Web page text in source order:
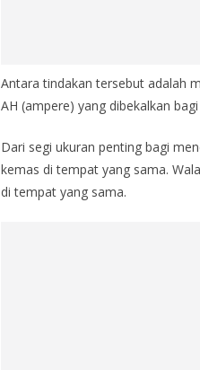
Antara tindakan tersebut adalah
AH (ampere) yang dibekalkan
Dari segi ukuran penting bagi
kemas di tempat yang sama.
di tempat yang sama.